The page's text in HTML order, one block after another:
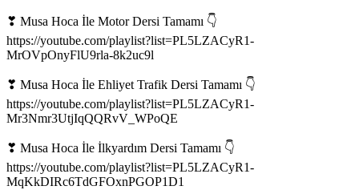
❣ Musa Hoca İle Motor Dersi Tamamı 👇
https://youtube.com/playlist?list=PL5LZACyR1-
MrOVpOnyFlU9rla-8k2uc9l
❣ Musa Hoca İle Ehliyet Trafik Dersi Tamamı 👇
https://youtube.com/playlist?list=PL5LZACyR1-
Mr3Nmr3UtjIqQQRvV_WPoQE
❣ Musa Hoca İle İlkyardım Dersi Tamamı 👇
https://youtube.com/playlist?list=PL5LZACyR1-
MqKkDIRc6TdGFOxnPGOP1D1